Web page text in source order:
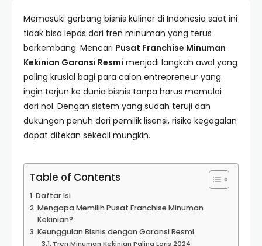
Memasuki gerbang bisnis kuliner di Indonesia saat ini
tidak bisa lepas dari tren minuman yang terus
berkembang. Mencari Pusat Franchise Minuman
Kekinian Garansi Resmi menjadi langkah awal yang
paling krusial bagi para calon entrepreneur yang
ingin terjun ke dunia bisnis tanpa harus memulai
dari nol. Dengan sistem yang sudah teruji dan
dukungan penuh dari pemilik lisensi, risiko kegagalan
dapat ditekan sekecil mungkin.
Table of Contents
Daftar Isi
Mengapa Memilih Pusat Franchise Minuman
Kekinian?
Keunggulan Bisnis dengan Garansi Resmi
Tren Minuman Kekinian Paling Laris 2024